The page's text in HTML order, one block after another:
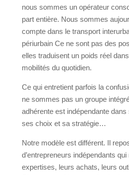
nous sommes un opérateur
part entière. Nous sommes
compte dans le transport
périurbain Ce ne sont pas des
elles traduisent un poids réel
mobilités du quotidien.
Ce qui entretient parfois la
ne sommes pas un groupe
adhérente est indépendante
ses choix et sa stratégie…
Notre modèle est différent. Il
d’entrepreneurs indépendants
expertises, leurs achats, leurs